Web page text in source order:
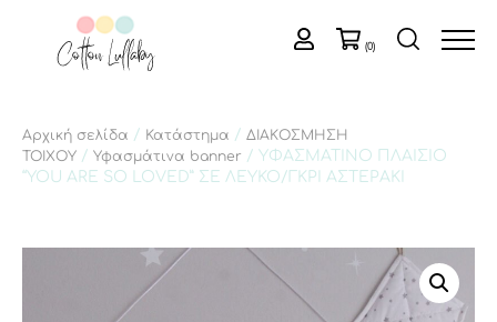
(0)
Αρχική σελίδα / Κατάστημα / ΔΙΑΚΟΣΜΗΣΗ
ΤΟΙΧΟΥ / Υφασμάτινα banner / ΥΦΑΣΜΑΤΙΝΟ ΠΛΑΙΣΙΟ
“YOU ARE SO LOVED” ΣΕ ΛΕΥΚΟ/ΓΚΡΙ ΑΣΤΕΡΑΚΙ